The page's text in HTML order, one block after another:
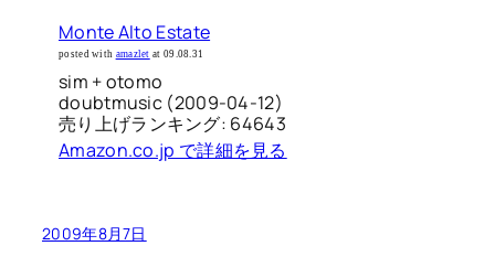
Monte Alto Estate
posted with amazlet at 09.08.31
sim + otomo
doubtmusic (2009-04-12)
売り上げランキング: 64643
Amazon.co.jp で詳細を見る
2009年8月7日